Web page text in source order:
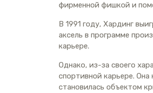
фирменной фишкой и
В 1991 году, Хардинг
аксель в программе
карьере.
Однако, из-за своего
спортивной карьере. Она
становилась объектом